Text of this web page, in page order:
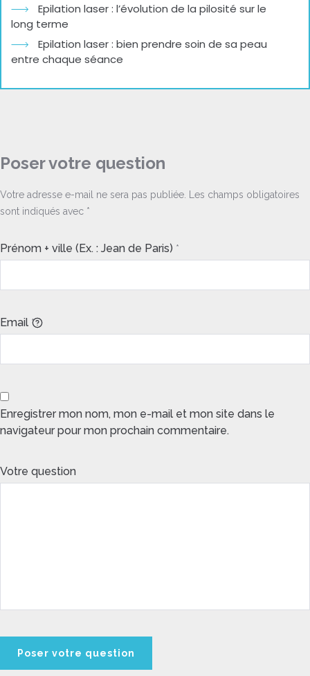
Epilation laser : l’évolution de la pilosité sur le
long terme
Epilation laser : bien prendre soin de sa peau
entre chaque séance
Poser votre question
Votre adresse e-mail ne sera pas publiée.
Les champs obligatoires
sont indiqués avec *
Prénom + ville (Ex. : Jean de Paris) *
Email *
Enregistrer mon nom, mon e-mail et mon site dans le
navigateur pour mon prochain commentaire.
Votre question